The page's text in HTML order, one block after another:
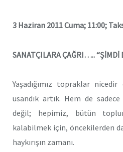
3 Haziran 2011 Cuma; 11:00;
SANATÇILARA ÇAĞRI….. “ŞİMDİ
Yaşadığımız topraklar
usandık artık. Hem de
değil; hepimiz, bütün
kalabilmek için, öncekilerden
haykırışın zamanı.